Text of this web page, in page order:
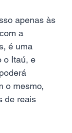
apenas às
a
é uma
o Itaú, e
o mesmo,
de reais